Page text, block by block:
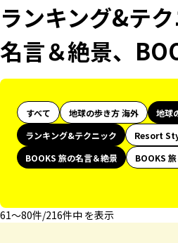
ランキング&テ
名言＆絶景、
すべて 地球の歩き方 海外 地球
ランキング&テクニック
Resort
BOOKS 旅の名言＆絶景
BOOKS
61〜80件/216件中 を表示